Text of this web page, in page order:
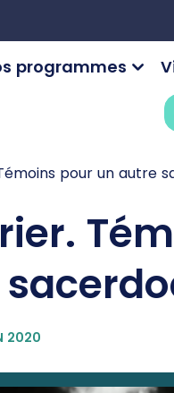
programmes
pour un autre
2020